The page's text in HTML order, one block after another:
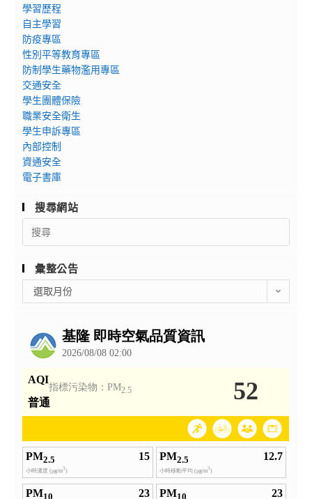
學習歷程
自主學習
防疫專區
性別平等教育專區
防制學生藥物濫用專區
交通安全
學生團體保險
職業安全衛生
學生申訴專區
內部控制
資通安全
電子書庫
搜尋網站
Search
for:
彙整公告
整
選取月份